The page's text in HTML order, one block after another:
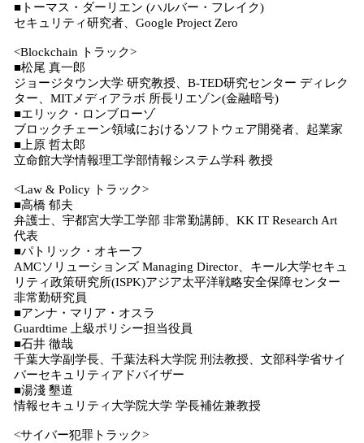
■トーマス・ダーリエン (ハルバー・フレイク)
セキュリティ研究者、Google Project Zero
<Blockchain トラック>
■松尾 真一郎
ジョージタウン大学 研究教授、B-TED研究センター ディレク
ター、MITメディアラボ 所長リエゾン(金融暗号)
■エリック・ロンブローゾ
ブロックチェーン領域におけるソフトウェア開発者、起業家
■上原 哲太郎
立命館大学情報理工学部情報システム学科 教授
<Law & Policy トラック>
■高橋 郁夫
弁護士、宇都宮大学工学部 非常勤講師、KK IT Research Art
代表
■パトリック・オキーフ
AMCソリューションズ Managing Director、キール大学セキュ
リティ政策研究所(ISPK)アジア太平洋戦略安全保障センター
非常勤研究員
■アンナ・マリア・オスラ
Guardtime 上級ポリシー担当役員
■石井 徹哉
千葉大学副学長、千葉法科大学院 刑法教授、文部科学省サイ
バーセキュリティアドバイザー
■湯淺 墾道
情報セキュリティ大学院大学 学長補佐兼教授
<サイバー犯罪トラック>